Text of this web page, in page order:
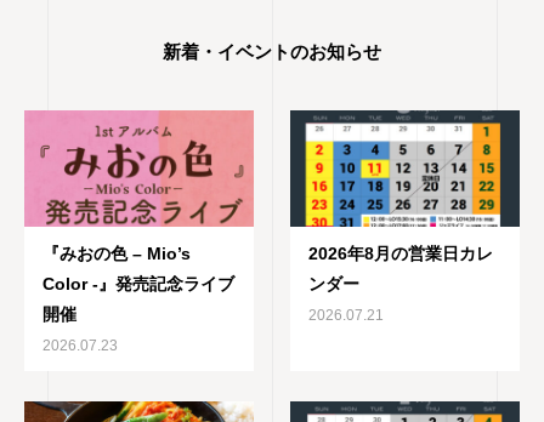
新着・イベントのお知らせ
『みおの色 – Mio’s
Color -』発売記念ライブ
開催
2026.07.23
2026年8月の営業日カレ
ンダー
2026.07.21